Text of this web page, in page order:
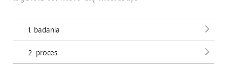
1. badania
2. proces